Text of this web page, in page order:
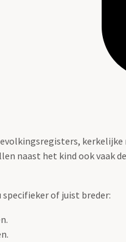
naast het kind ook vaak
of juist breder: